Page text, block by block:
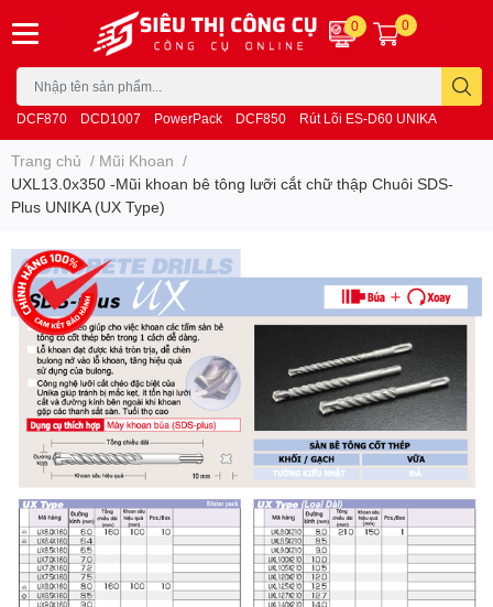
DCF870 DCD1007 PowerPack DCF850 Rút Lõi ES-D60 UNIKA
0 0
Trang chủ / Mũi Khoan /
UXL13.0x350 -Mũi khoan bê tông lưỡi cắt chữ thập Chuôi SDS-
Plus UNIKA (UX Type)